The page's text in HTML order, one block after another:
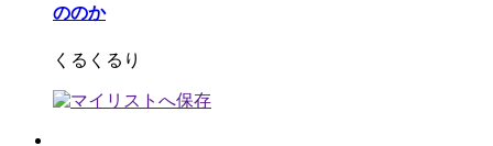
ののか
くるくるり